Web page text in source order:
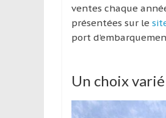
ventes chaque
présentées sur le
port
Un choix